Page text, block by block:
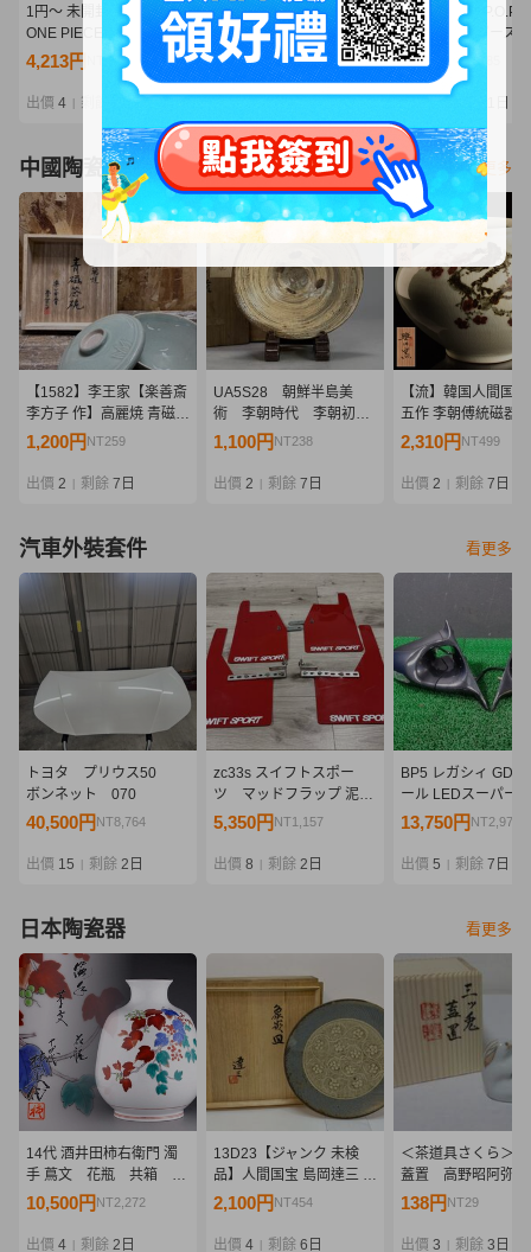
1円～ 未開封 メガハウス
ONE PIECE P.O.P たしぎ
POP DX 雨のシリュウ 海
軍本部大将 黄猿 ボルサリ
ーノ
4,213円 NT911
出價 4 剩餘 2日
メガハウス エクセレント
モデル P.O.P LIMITED
EDITION ボア・ハンコッ
ク Ver.WHITE ワンピース
ONE PIECE フィギュア
未開封 Y11519299
1,910円NT413
MegaHouse P.O.P
ロビン ワンピース
PIECE フィギュア
ウス
古 Y11519296
1,320円NT285
中國陶瓷器 看更多
【1582】李王家【楽善斎
李方子 作】高麗焼 青磁茶
碗「感謝」蓋付 径15cm
蓋付茶碗 茶道具 韓国陶芸
1,200円 NT259
出價 2 剩餘 7日
UA5S28 朝鮮半島美
術 李朝時代 李朝初
期 刷毛目茶碗 古茶
1,100円 NT238
出價 2 剩餘 7日
【流】韓国人間国
五作 李朝傅統磁器
砂大花瓶 幅32cm
2,310円 NT499
出價 2 剩餘 7日
汽車外裝套件 看更多
トヨタ プリウス50
ボンネット 070
40,500円 NT8,764
出價 15 剩餘 2日
zc33s スイフトスポー
ツ マッドフラップ 泥除
け
5,350円 NT1,157
出價 8 剩餘 2日
BP5 レガシィ GD
ール LEDスーパー
ステッカー・取説
13,750円 NT2,975
出價 5 剩餘 7日
日本陶瓷器 看更多
14代 酒井田柿右衛門 濁
手 蔦文 花瓶 共箱 共
布
10,500円 NT2,272
出價 4 剩餘 2日
13D23【ジャンク 未検
品】人間国宝 島岡達三 象
嵌皿 共箱 栞 益子焼
2,100円 NT454
出價 4 剩餘 6日
＜茶道具さくら＞
蓋置 高野昭阿弥
料：全国一律９７
円」
138円 NT29
出價 3 剩餘 3日